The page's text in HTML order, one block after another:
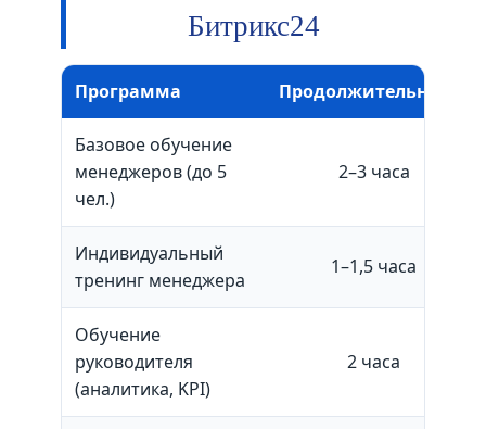
Битрикс24
Программа Продолжительность
Базовое обучение
менеджеров (до 5
чел.)
2–3 часа
Индивидуальный
тренинг менеджера
1–1,5 часа
Обучение
руководителя
(аналитика, KPI)
2 часа